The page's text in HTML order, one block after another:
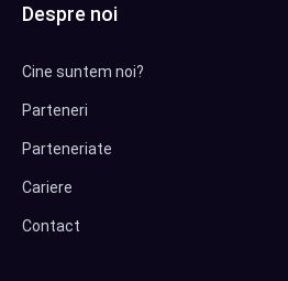
Despre noi
Cine suntem noi?
Parteneri
Parteneriate
Cariere
Contact